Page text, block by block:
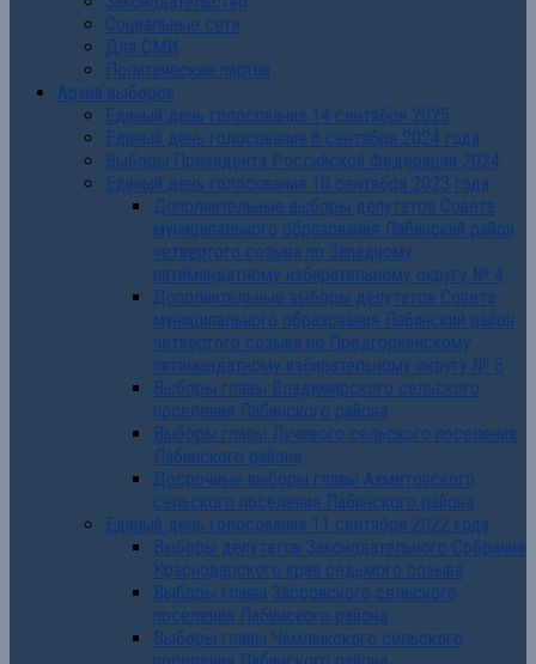
Социальные сети
Для СМИ
Политические партии
Архив выборов
Единый день голосования 14 сентября 2025
Единый день голосования 8 сентября 2024 года
Выборы Президента Российской Федерации 2024
Единый день голосования 10 сентября 2023 года
Дополнительные выборы депутатов Совета
муниципального образования Лабинский район
четвертого созыва по Западному
пятимандатному избирательному округу № 4
Дополнительные выборы депутатов Совета
муниципального образования Лабинский район
четвертого созыва по Предгорненскому
пятимандатному избирательному округу № 5
Выборы главы Владимирского сельского
поселения Лабинского района
Выборы главы Лучевого сельского поселения
Лабинского района
Досрочные выборы главы Ахметовского
сельского поселения Лабинского района
Единый день голосования 11 сентября 2022 года
Выборы депутатов Законодательного Собрания
Краснодарского края седьмого созыва
Выборы главы Зассовского сельского
поселения Лабинского района
Выборы главы Чамлыкского сельского